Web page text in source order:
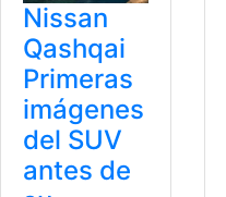
Nissan
Qashqai
Primeras
imágenes
del SUV
antes de